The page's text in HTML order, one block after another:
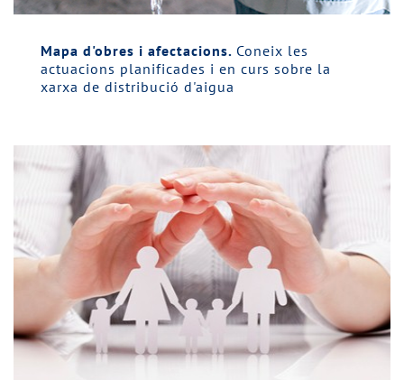
Mapa d'obres i afectacions. Coneix les
actuacions planificades i en curs sobre la
xarxa de distribució d'aigua